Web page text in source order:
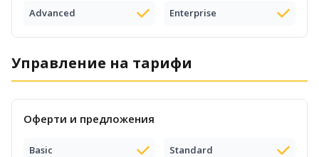
Advanced Enterprise
Управление на тарифи
Оферти и предложения
Basic Standard